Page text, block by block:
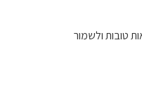
טובות ולשמור